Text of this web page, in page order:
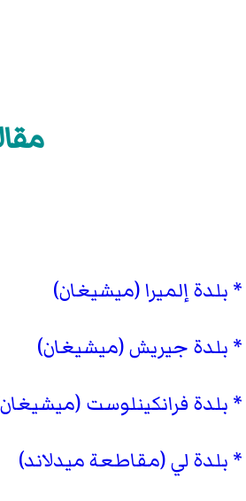
بلدة إلميرا (ميشيغان)
بلدة جيريش (ميشيغان)
بلدة فرانكينلوست
بلدة لي (مقاطعة ميدلاند)